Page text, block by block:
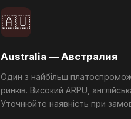
🇦🇺
Australia — Австралия
Один з найбільш
ринків. Високий ARPU,
Уточнюйте наявність при